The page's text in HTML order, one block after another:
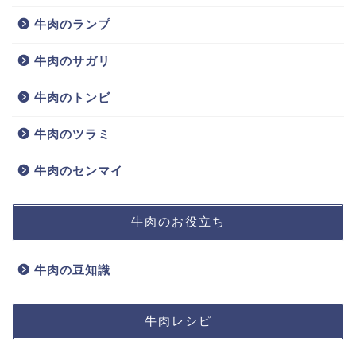
牛肉のランプ
牛肉のサガリ
牛肉のトンビ
牛肉のツラミ
牛肉のセンマイ
牛肉のお役立ち
牛肉の豆知識
牛肉レシピ